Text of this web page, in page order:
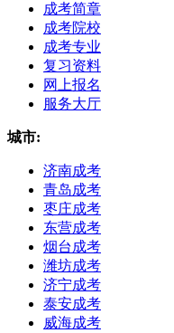
成考简章
成考院校
成考专业
复习资料
网上报名
服务大厅
城市:
济南成考
青岛成考
枣庄成考
东营成考
烟台成考
潍坊成考
济宁成考
泰安成考
威海成考